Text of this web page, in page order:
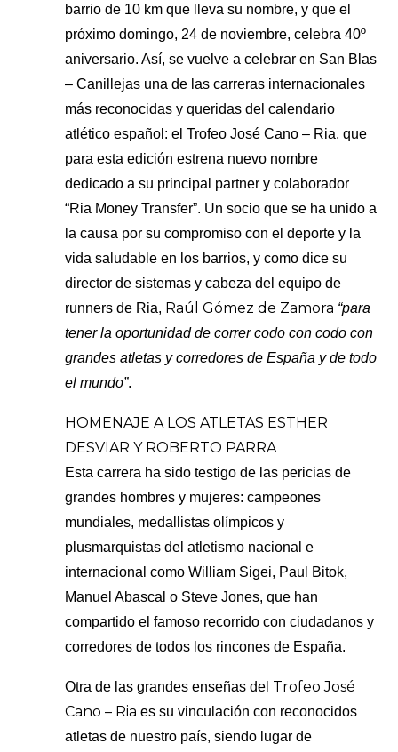
barrio de 10 km que lleva su nombre, y que el
próximo domingo, 24 de noviembre, celebra 40º
aniversario. Así, se vuelve a celebrar en San Blas
– Canillejas una de las carreras internacionales
más reconocidas y queridas del calendario
atlético español: el Trofeo José Cano – Ria, que
para esta edición estrena nuevo nombre
dedicado a su principal partner y colaborador
“Ria Money Transfer”. Un socio que se ha unido a
la causa por su compromiso con el deporte y la
vida saludable en los barrios, y como dice su
director de sistemas y cabeza del equipo de
runners de Ria, Raúl Gómez de Zamora “para
tener la oportunidad de correr codo con codo con
grandes atletas y corredores de España y de todo
el mundo”.
HOMENAJE A LOS ATLETAS ESTHER
DESVIAR Y ROBERTO PARRA
Esta carrera ha sido testigo de las pericias de
grandes hombres y mujeres: campeones
mundiales, medallistas olímpicos y
plusmarquistas del atletismo nacional e
internacional como William Sigei, Paul Bitok,
Manuel Abascal o Steve Jones, que han
compartido el famoso recorrido con ciudadanos y
corredores de todos los rincones de España.
Otra de las grandes enseñas del Trofeo José
Cano – Ria es su vinculación con reconocidos
atletas de nuestro país, siendo lugar de